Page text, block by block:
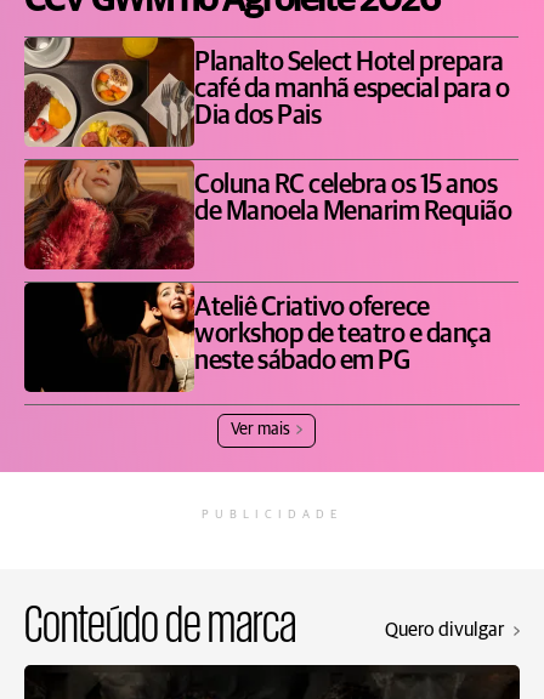
Planalto Select Hotel prepara
café da manhã especial para o
Dia dos Pais
Coluna RC celebra os 15 anos
de Manoela Menarim Requião
Ateliê Criativo oferece
workshop de teatro e dança
neste sábado em PG
Ver mais
PUBLICIDADE
Conteúdo de marca Quero divulgar